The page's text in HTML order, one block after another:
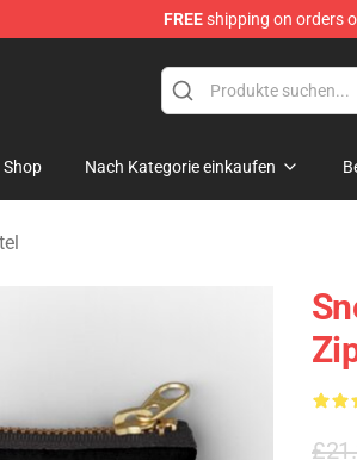
FREEshipping on orders
Shop Nach Kategorie einkaufen